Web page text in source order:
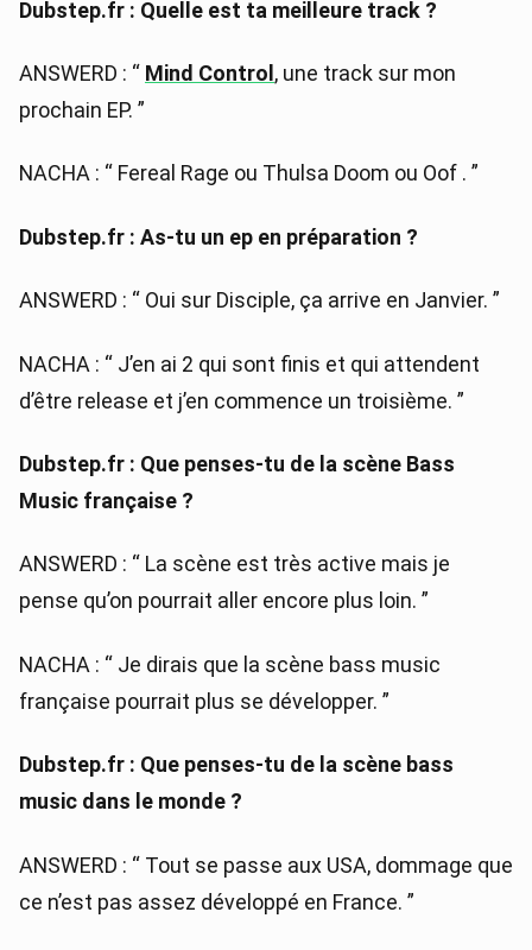
Dubstep.fr : Quelle est ta meilleure track ?
ANSWERD : “ Mind Control , une track sur mon
prochain EP. ”
NACHA : “ Fereal Rage ou Thulsa Doom ou Oof . ”
Dubstep.fr : As-tu un ep en préparation ?
ANSWERD : “ Oui sur Disciple, ça arrive en Janvier. ”
NACHA : “ J’en ai 2 qui sont finis et qui attendent
d’être release et j’en commence un troisième. ”
Dubstep.fr : Que penses-tu de la scène Bass
Music française ?
ANSWERD : “ La scène est très active mais je
pense qu’on pourrait aller encore plus loin. ”
NACHA : “ Je dirais que la scène bass music
française pourrait plus se développer. ”
Dubstep.fr : Que penses-tu de la scène bass
music dans le monde ?
ANSWERD : “ Tout se passe aux USA, dommage que
ce n’est pas assez développé en France. ”